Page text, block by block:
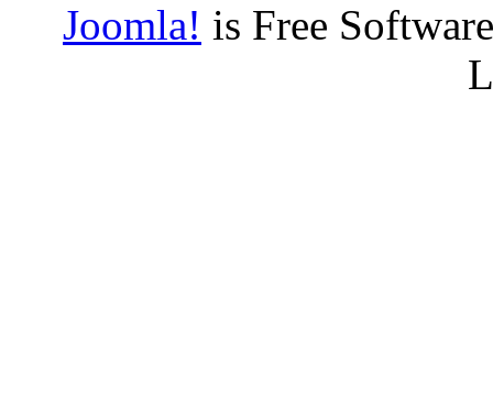
Joomla! is Free